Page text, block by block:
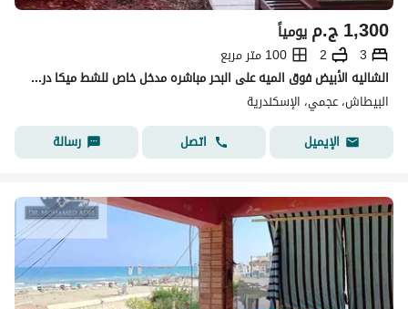
ج.م1,300 يومياً
3
2
100 متر مربع
الشاليه الأبيض فوق الميه على البحر مباشره مدخل خاص للشط ميكا درويش شهر العسل البيطاش العجمي الإسكندرية
البيطاش، عجمي، الإسكندرية
الإيميل
اتصل رسالة